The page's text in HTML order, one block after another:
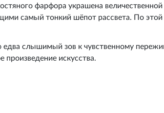
фарфора украшена
самый тонкий шёпот рассвета. По
едва слышимый зов к чувственному
произведение искусства.